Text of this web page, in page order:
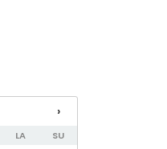
›
LA SU